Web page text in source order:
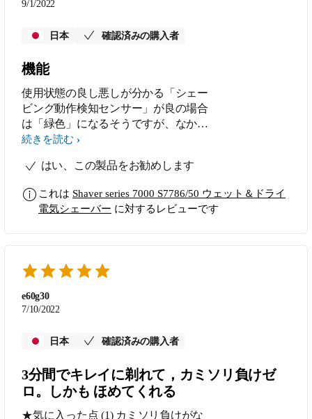
9/1/2022
日本 確認済みの購入者
機能
使用状態の良し悪しが分かる「シェー
ビング動作検知センサー」が良の場合
は「緑色」になるそうですが、なかな
かなりません。 色々パターンを変え
色」ばかりです。 この機能は特段必
続きを読む
はい、この製品をお勧めします
これは Shaver series 7000 S7786/50 ウェット＆ドライ
電気シェーバー に対するレビューです
e60g30
7/10/2022
日本 確認済みの購入者
3分間でキレイに剃れて，カミソリ負けゼ
ロ。しかも ほめてくれる
★気に入った点 (1) カミソリ負けがな